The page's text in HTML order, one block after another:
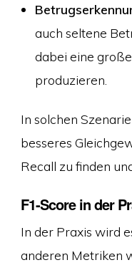
auch seltene
dabei eine
produzieren.
In solchen
besseres
Recall zu finden
F1-Score in der
In der Praxis wird
anderen Metriken